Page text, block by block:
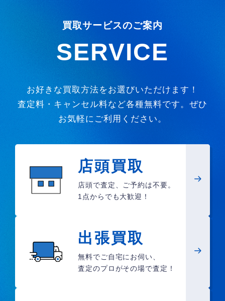
買取サービスのご案内
SERVICE
お好きな買取方法をお選びいただけます！
査定料・キャンセル料など各種無料です。ぜひ
お気軽にご利用ください。
店頭買取
店頭で査定、ご予約は不要。
1点からでも大歓迎！
出張買取
無料でご自宅にお伺い、
査定のプロがその場で査定！